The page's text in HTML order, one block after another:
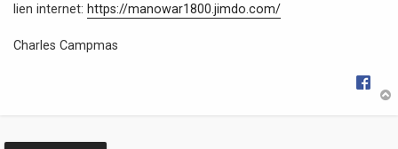
lien internet: https://manowar1800.jimdo.com/
Charles Campmas